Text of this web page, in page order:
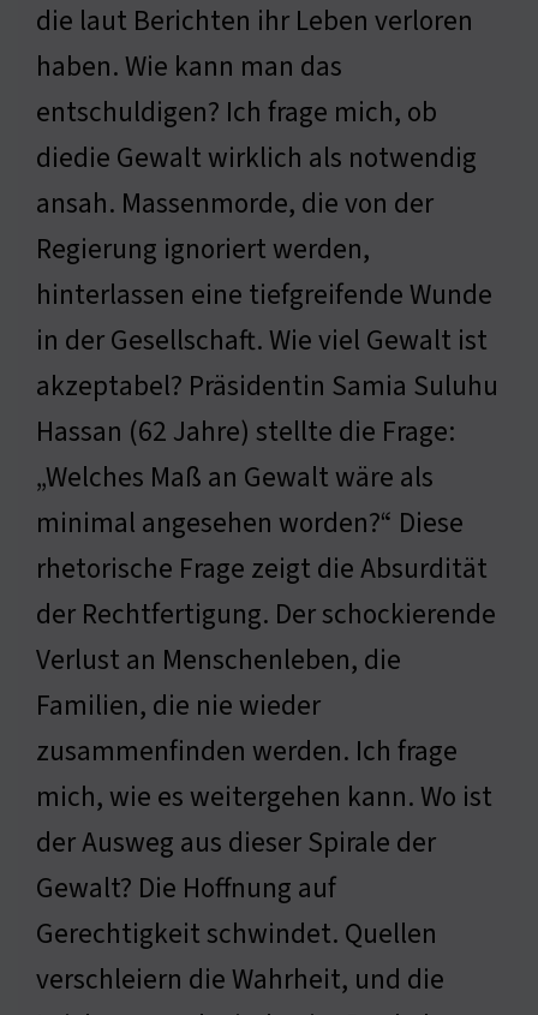
die laut Berichten ihr Leben verloren
haben. Wie kann man das
entschuldigen? Ich frage mich, ob
diedie Gewalt wirklich als notwendig
ansah. Massenmorde, die von der
Regierung ignoriert werden,
hinterlassen eine tiefgreifende Wunde
in der Gesellschaft. Wie viel Gewalt ist
akzeptabel? Präsidentin Samia Suluhu
Hassan (62 Jahre) stellte die Frage:
„Welches Maß an Gewalt wäre als
minimal angesehen worden?“ Diese
rhetorische Frage zeigt die Absurdität
der Rechtfertigung. Der schockierende
Verlust an Menschenleben, die
Familien, die nie wieder
zusammenfinden werden. Ich frage
mich, wie es weitergehen kann. Wo ist
der Ausweg aus dieser Spirale der
Gewalt? Die Hoffnung auf
Gerechtigkeit schwindet. Quellen
verschleiern die Wahrheit, und die